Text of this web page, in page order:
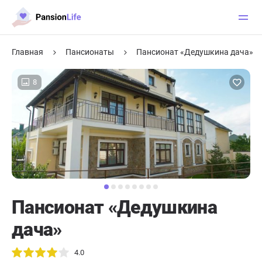
Главная Пансионаты Пансионат «Дедушкина дача»
8
Пансионат «Дедушкина
дача»
4.0